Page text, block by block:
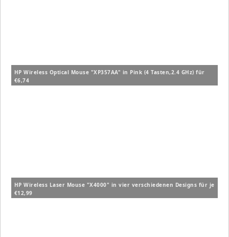
HP Wireless Optical Mouse "XP357AA" in Pink (4 Tasten,2.4 GHz) für
€6,74
HP Wireless Laser Mouse "X4000" in vier verschiedenen Designs für je
€12,99